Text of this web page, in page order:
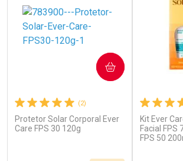
(2)
Protetor Solar Corporal Ever
Care FPS 30 120g
COMPRAR
Kit Ever
Facial FPS
FPS 50